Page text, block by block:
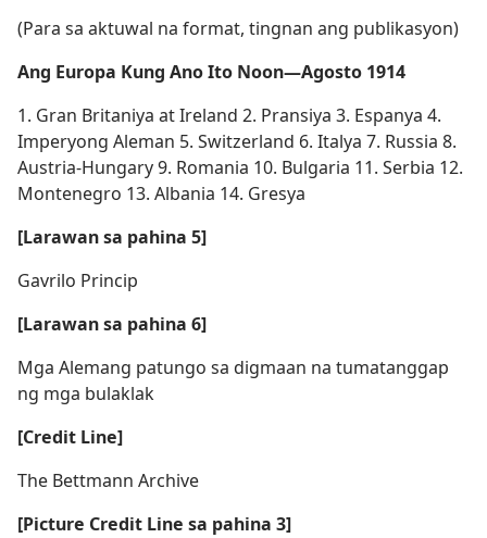
(Para sa aktuwal na format, tingnan ang publikasyon)
Ang Europa Kung Ano Ito Noon​—Agosto 1914
1. Gran Britaniya at Ireland 2. Pransiya 3. Espanya 4.
Imperyong Aleman 5. Switzerland 6. Italya 7. Russia 8.
Austria-Hungary 9. Romania 10. Bulgaria 11. Serbia 12.
Montenegro 13. Albania 14. Gresya
[Larawan sa pahina 5]
Gavrilo Princip
[Larawan sa pahina 6]
Mga Alemang patungo sa digmaan na tumatanggap
ng mga bulaklak
[Credit Line]
The Bettmann Archive
[Picture Credit Line sa pahina 3]